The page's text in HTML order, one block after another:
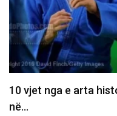
Drita e “shkel” Tre